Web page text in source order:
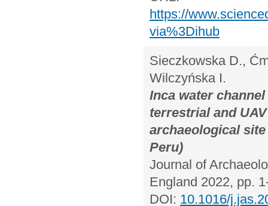
https://
via%3Dihub
Sieczkowska D.,
Wilczyńska I.
Inca water
terrestrial and
archaeological
Peru)
Journal of
England 2022, pp.
DOI: 10.1016/